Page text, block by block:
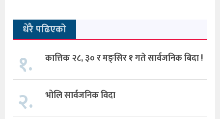
धेरै पढिएको
१. कात्तिक २८, ३० र मङ्सिर १ गते सार्वजनिक बिदा !
२. भोलि सार्वजनिक विदा